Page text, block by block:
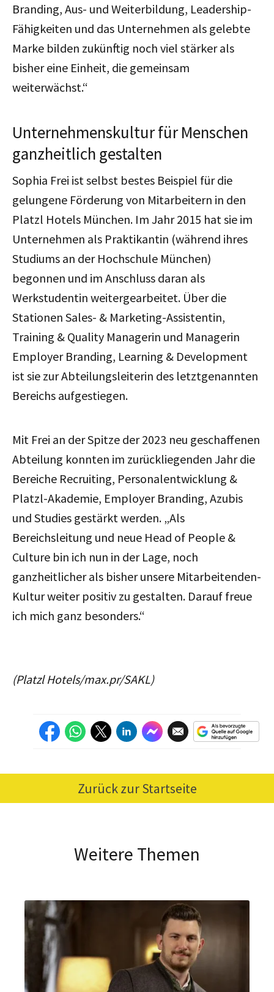
Branding, Aus- und Weiterbildung, Leadership-
Fähigkeiten und das Unternehmen als gelebte
Marke bilden zukünftig noch viel stärker als
bisher eine Einheit, die gemeinsam
weiterwächst.“
Unternehmenskultur für Menschen
ganzheitlich gestalten
Sophia Frei ist selbst bestes Beispiel für die
gelungene Förderung von Mitarbeitern in den
Platzl Hotels München. Im Jahr 2015 hat sie im
Unternehmen als Praktikantin (während ihres
Studiums an der Hochschule München)
begonnen und im Anschluss daran als
Werkstudentin weitergearbeitet. Über die
Stationen Sales- & Marketing-Assistentin,
Training & Quality Managerin und Managerin
Employer Branding, Learning & Development
ist sie zur Abteilungsleiterin des letztgenannten
Bereichs aufgestiegen.
Mit Frei an der Spitze der 2023 neu geschaffenen
Abteilung konnten im zurückliegenden Jahr die
Bereiche Recruiting, Personalentwicklung &
Platzl-Akademie, Employer Branding, Azubis
und Studies gestärkt werden. „Als
Bereichsleitung und neue Head of People &
Culture bin ich nun in der Lage, noch
ganzheitlicher als bisher unsere Mitarbeitenden-
Kultur weiter positiv zu gestalten. Darauf freue
ich mich ganz besonders.“
(Platzl Hotels/max.pr/SAKL)
Zurück zur Startseite
Weitere Themen